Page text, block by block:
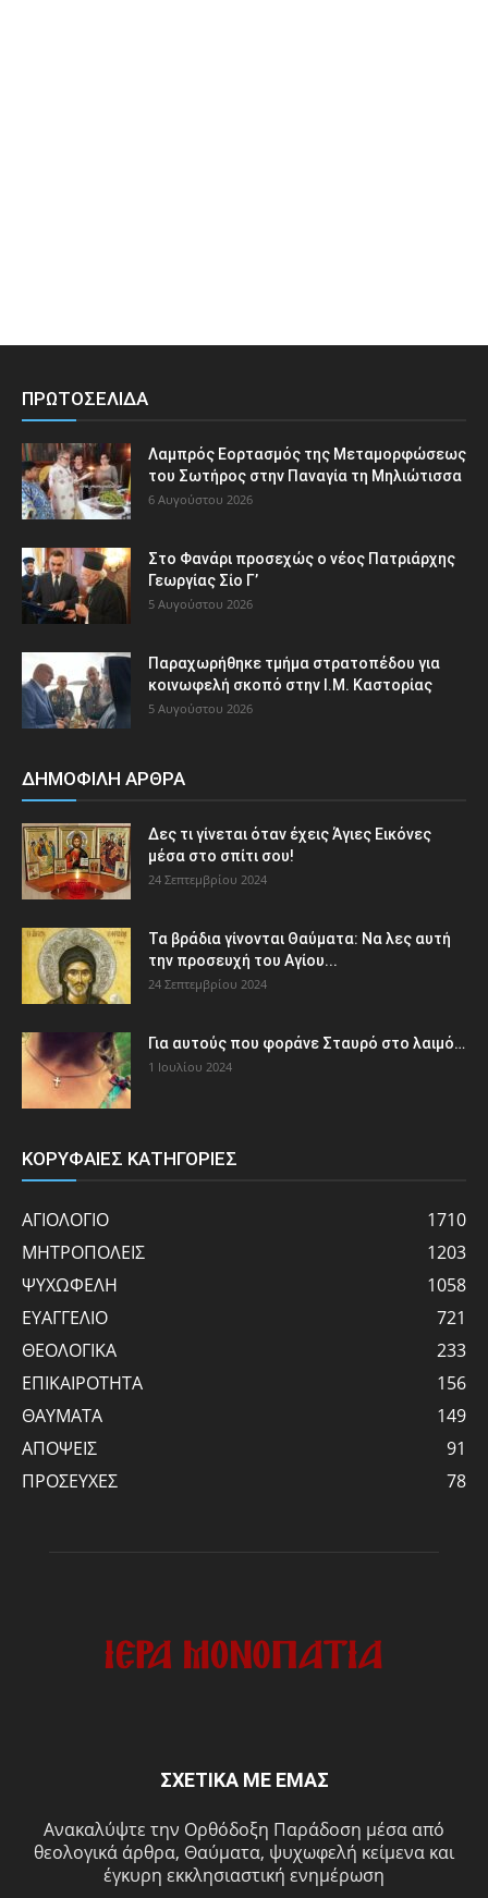
ΠΡΩΤΟΣΕΛΙΔΑ
Λαμπρός Εορτασμός της Μεταμορφώσεως
του Σωτήρος στην Παναγία τη Μηλιώτισσα
6 Αυγούστου 2026
Στο Φανάρι προσεχώς ο νέος Πατριάρχης
Γεωργίας Σίο Γ’
5 Αυγούστου 2026
Παραχωρήθηκε τμήμα στρατοπέδου για
κοινωφελή σκοπό στην Ι.Μ. Καστορίας
5 Αυγούστου 2026
ΔΗΜΟΦΙΛΗ ΑΡΘΡΑ
Δες τι γίνεται όταν έχεις Άγιες Εικόνες
μέσα στο σπίτι σου!
24 Σεπτεμβρίου 2024
Τα βράδια γίνονται Θαύματα: Να λες αυτή
την προσευχή του Αγίου...
24 Σεπτεμβρίου 2024
Για αυτούς που φοράνε Σταυρό στο λαιμό…
1 Ιουλίου 2024
ΚΟΡΥΦΑΙΕΣ ΚΑΤΗΓΟΡΙΕΣ
ΑΓΙΟΛΟΓΙΟ
1710
ΜΗΤΡΟΠΟΛΕΙΣ
1203
ΨΥΧΩΦΕΛΗ
1058
ΕΥΑΓΓΕΛΙΟ
721
ΘΕΟΛΟΓΙΚΑ
233
ΕΠΙΚΑΙΡΟΤΗΤΑ
156
ΘΑΥΜΑΤΑ
149
ΑΠΟΨΕΙΣ
91
ΠΡΟΣΕΥΧΕΣ
78
ΣΧΕΤΙΚΑ ΜΕ ΕΜΑΣ
Ανακαλύψτε την Ορθόδοξη Παράδοση μέσα από
θεολογικά άρθρα, Θαύματα, ψυχωφελή κείμενα και
έγκυρη εκκλησιαστική ενημέρωση